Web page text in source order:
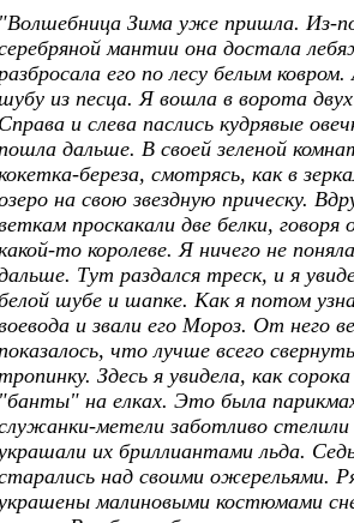
"Волшебница Зима уже пришла. Из-
мантии она достала
его по лесу белым
из песца. Я вошла в ворота
Справа и слева паслись кудрявые
дальше. В своей зеленой
береза, смотрясь, как в
на свою звездную прическу.
проскакали две белки, говоря
то королеве. Я ничего не
Тут раздался треск, и я
шубе и шапке. Как я потом
и звали его Мороз. От него
что лучше всего
Здесь я увидела, как
"банты" на елках. Это была
метели заботливо
их бриллиантами льда.
над своими ожерельями.
малиновыми костюмами